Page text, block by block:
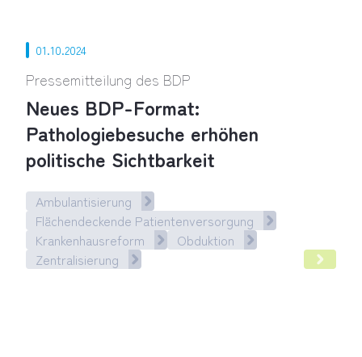
01.10.2024
Pressemitteilung des BDP
Neues BDP-Format:
Pathologiebesuche erhöhen
politische Sichtbarkeit
Ambulantisierung
Flächendeckende Patientenversorgung
Krankenhausreform
Obduktion
Zentralisierung